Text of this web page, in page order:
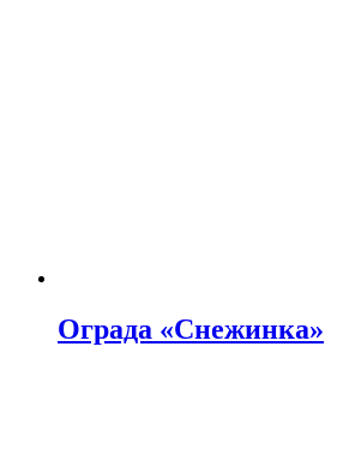
Ограда «Снежинка»